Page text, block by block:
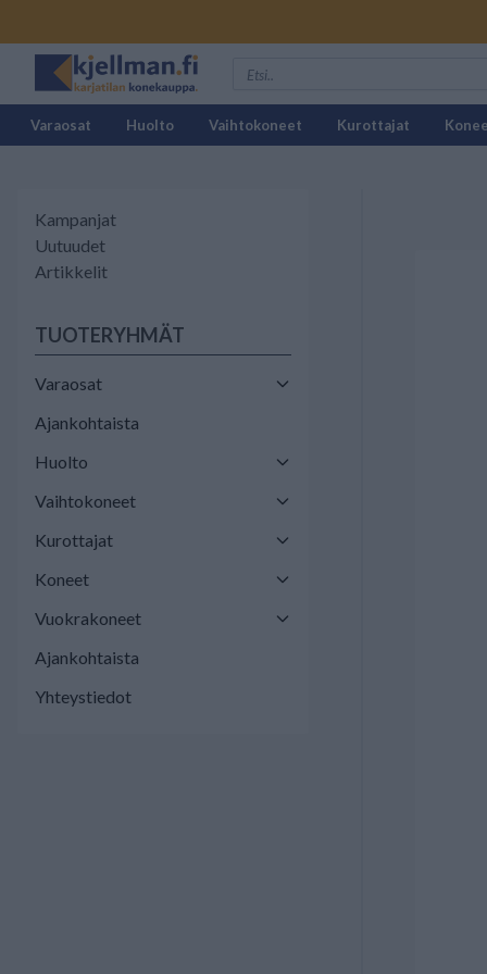
Varaosat Huolto Vaihtokoneet Kurottajat
Kampanjat
Uutuudet
Artikkelit
TUOTERYHMÄT
Varaosat
Ajankohtaista
Huolto
Vaihtokoneet
Kurottajat
Koneet
Vuokrakoneet
Ajankohtaista
Yhteystiedot